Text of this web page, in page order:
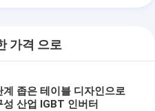
가격 으로
계 좁은 테이블 디자인으로
성 산업 IGBT 인버터